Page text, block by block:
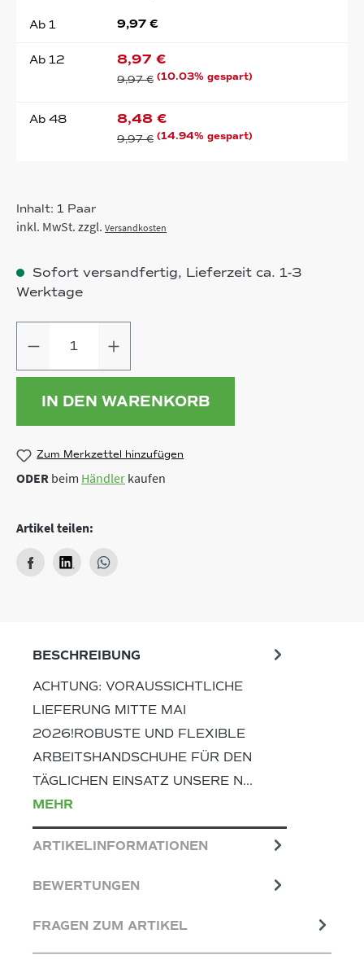
Ab 1 9,97 €
Ab 12 8,97 €
9,97 € (10.03% gespart)
Ab 48 8,48 €
9,97 € (14.94% gespart)
Inhalt: 1 Paar
inkl. MwSt. zzgl. Versandkosten
Sofort versandfertig, Lieferzeit ca. 1-3
Werktage
IN DEN WARENKORB
Zum Merkzettel hinzufügen
ODER beim Händler kaufen
Artikel teilen:
BESCHREIBUNG
ACHTUNG: VORAUSSICHTLICHE
LIEFERUNG MITTE MAI
2026!ROBUSTE UND FLEXIBLE
ARBEITSHANDSCHUHE FÜR DEN
TÄGLICHEN EINSATZ UNSERE N…
MEHR
ARTIKELINFORMATIONEN
BEWERTUNGEN
FRAGEN ZUM ARTIKEL